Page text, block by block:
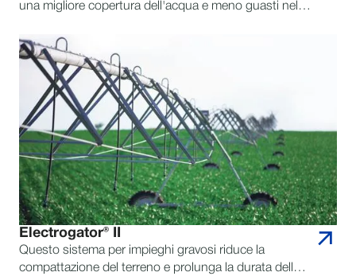
una migliore copertura dell'acqua e meno guasti nel
Electrogator® II
Questo sistema per impieghi gravosi riduce la
compattazione del terreno e prolunga la durata delle